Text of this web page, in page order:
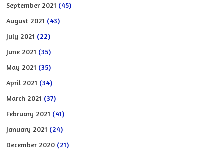
September 2021 (45)
August 2021 (43)
July 2021 (22)
June 2021 (35)
May 2021 (35)
April 2021 (34)
March 2021 (37)
February 2021 (41)
January 2021 (24)
December 2020 (21)